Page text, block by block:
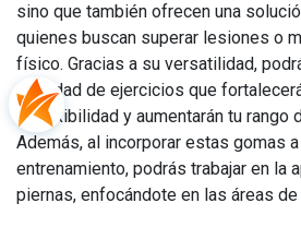
sino que también ofrecen una
quienes buscan superar lesiones o
físico. Gracias a su versatilidad,
variedad de ejercicios que
tu flexibilidad y aumentarán tu rango
Además, al incorporar estas gomas
entrenamiento, podrás trabajar en la
piernas, enfocándote en las áreas